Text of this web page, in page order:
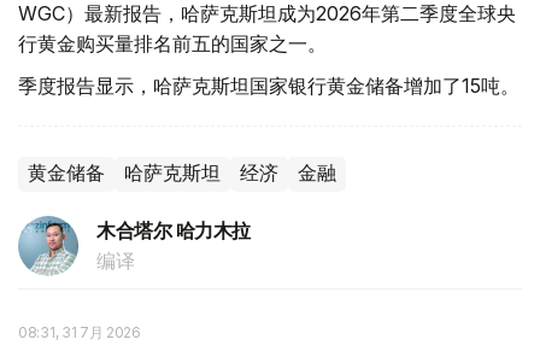
WGC）最新报告，哈萨克斯坦成为2026年第二季度全球央
行黄金购买量排名前五的国家之一。
季度报告显示，哈萨克斯坦国家银行黄金储备增加了15吨。
黄金储备 哈萨克斯坦 经济 金融
木合塔尔 哈力木拉
编译
08:31, 31 7月 2026